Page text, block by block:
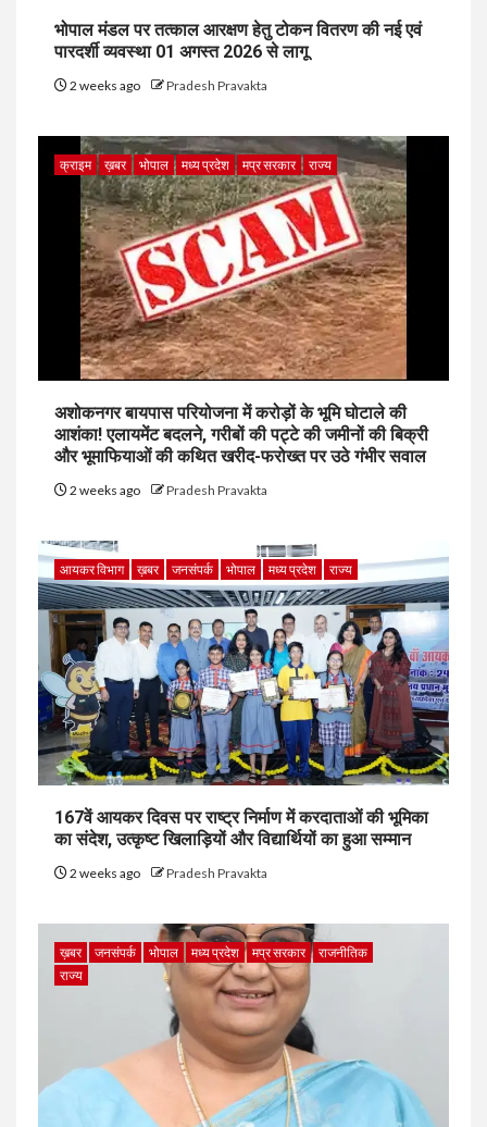
भोपाल मंडल पर तत्काल आरक्षण हेतु टोकन वितरण की नई एवं
पारदर्शी व्यवस्था 01 अगस्त 2026 से लागू
2 weeks ago Pradesh Pravakta
क्राइम ख़बर भोपाल मध्य प्रदेश मप्र सरकार राज्य
अशोकनगर बायपास परियोजना में करोड़ों के भूमि घोटाले की
आशंका! एलायमेंट बदलने, गरीबों की पट्टे की जमीनों की बिक्री
और भूमाफियाओं की कथित खरीद-फरोख्त पर उठे गंभीर सवाल
2 weeks ago Pradesh Pravakta
आयकर विभाग ख़बर जनसंपर्क भोपाल मध्य प्रदेश राज्य
167वें आयकर दिवस पर राष्ट्र निर्माण में करदाताओं की भूमिका
का संदेश, उत्कृष्ट खिलाड़ियों और विद्यार्थियों का हुआ सम्मान
2 weeks ago Pradesh Pravakta
ख़बर जनसंपर्क भोपाल मध्य प्रदेश मप्र सरकार
राजनीतिक
राज्य